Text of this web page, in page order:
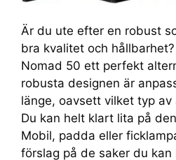
Är du ute efter en robust
bra kvalitet och
Nomad 50 ett perfekt
robusta designen är
länge, oavsett vilket typ
Du kan helt klart lita på
Mobil, padda eller
förslag på de saker du kan